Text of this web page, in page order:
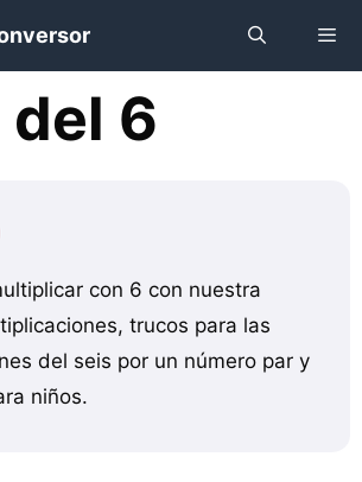
del 6
con 6 con nuestra
trucos para las
del seis por un número par y
niños.